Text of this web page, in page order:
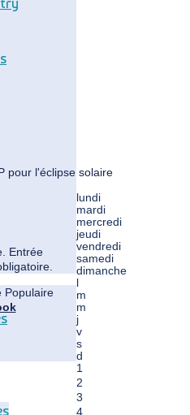
lundi
mardi
mercredi
jeudi
vendredi
samedi
dimanche
l
m
m
j
v
s
d
1
2
3
4
pour l'éclipse solaire
Entrée
Populaire